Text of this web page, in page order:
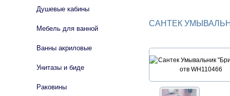
САНТЕК
Душевые кабины
Мебель для ванной
Ванны акриловые
Унитазы и биде
Раковины